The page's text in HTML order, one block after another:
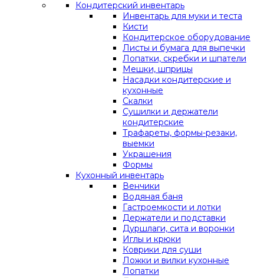
Кондитерский инвентарь
Инвентарь для муки и теста
Кисти
Кондитерское оборудование
Листы и бумага для выпечки
Лопатки, скребки и шпатели
Мешки, шприцы
Насадки кондитерские и
кухонные
Скалки
Сушилки и держатели
кондитерские
Трафареты, формы-резаки,
выемки
Украшения
Формы
Кухонный инвентарь
Венчики
Водяная баня
Гастроемкости и лотки
Держатели и подставки
Дуршлаги, сита и воронки
Иглы и крюки
Коврики для суши
Ложки и вилки кухонные
Лопатки